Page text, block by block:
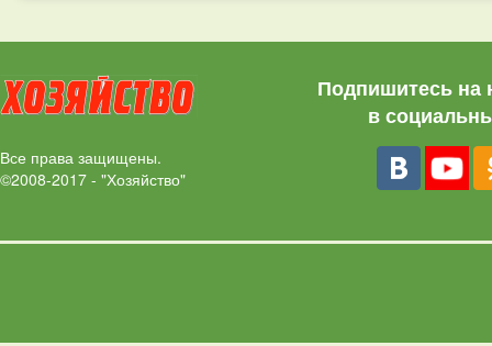
Все права защищены.
©2008-2017 - "Хозяйство"
Подпишитесь на
в